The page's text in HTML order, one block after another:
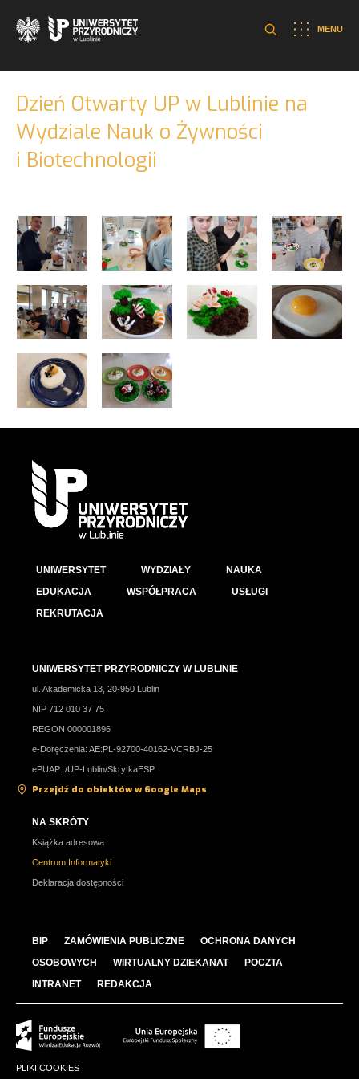
MENU
Dzień Otwarty UP w Lublinie na
Wydziale Nauk o Żywności
i Biotechnologii
UNIWERSYTET WYDZIAŁY
NAUKA
EDUKACJA
WSPÓŁPRACA
USŁUGI
REKRUTACJA
UNIWERSYTET PRZYRODNICZY W LUBLINIE
ul. Akademicka 13, 20-950 Lublin
NIP 712 010 37 75
REGON 000001896
e-Doręczenia: AE:PL-92700-40162-VCRBJ-25
ePUAP: /UP-Lublin/SkrytkaESP
Przejdź do obiektów w Google Maps
NA SKRÓTY
Książka adresowa
Centrum Informatyki
Deklaracja dostępności
BIP ZAMÓWIENIA PUBLICZNE
OCHRONA DANYCH
OSOBOWYCH
WIRTUALNY DZIEKANAT
POCZTA
INTRANET
REDAKCJA
PLIKI COOKIES